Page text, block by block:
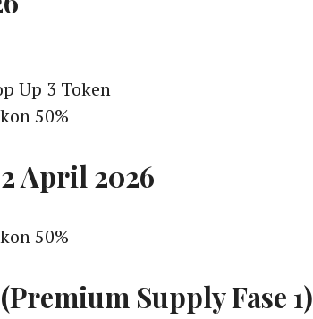
Up 3 Token
50%
April 2026
50%
Supply Fase 1)